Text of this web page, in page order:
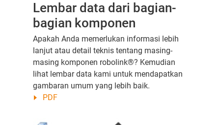
Lembar data dari bagian-
bagian komponen
Apakah Anda memerlukan informasi lebih
lanjut atau detail teknis tentang masing-
masing komponen robolink®? Kemudian
lihat lembar data kami untuk mendapatkan
gambaran umum yang lebih baik.
PDF